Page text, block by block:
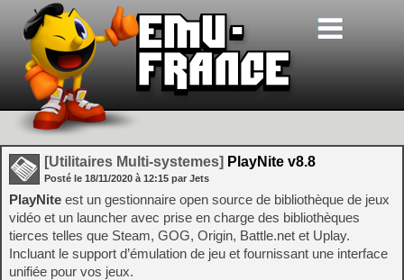
[Utilitaires Multi-systemes] PlayNite v8.8
Posté le 18/11/2020 à 12:15 par Jets
PlayNite est un gestionnaire open source de bibliothèque de jeux
vidéo et un launcher avec prise en charge des bibliothèques
tierces telles que Steam, GOG, Origin, Battle.net et Uplay.
Incluant le support d’émulation de jeu et fournissant une interface
unifiée pour vos jeux.